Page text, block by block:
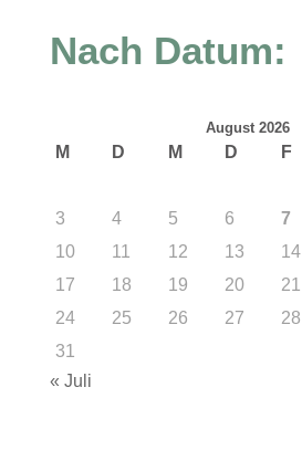
Nach Datum:
August 2026
M D M D F
3
4 5 6 7
10
11 12 13 14
17
18 19 20 21
24
25 26 27 28
31
« Juli